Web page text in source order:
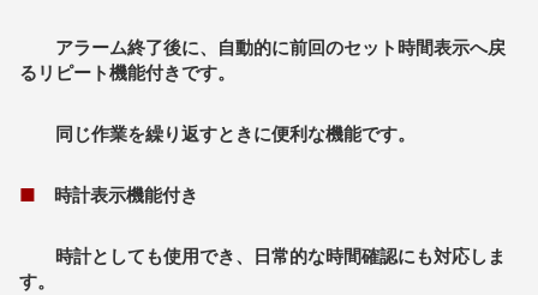
アラーム終了後に、自動的に前回のセット時間表示へ戻
るリピート機能付きです。
同じ作業を繰り返すときに便利な機能です。
■ 時計表示機能付き
時計としても使用でき、日常的な時間確認にも対応しま
す。